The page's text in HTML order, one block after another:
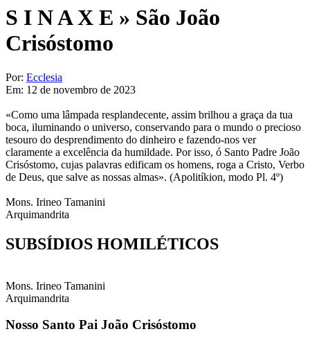
S I N A X E » São João
Crisóstomo
Por: Ecclesia
Em: 12 de novembro de 2023
«Como uma lâmpada resplandecente, assim brilhou a graça da tua
boca, iluminando o universo, conservando para o mundo o precioso
tesouro do desprendimento do dinheiro e fazendo-nos ver
claramente a excelência da humildade. Por isso, ó Santo Padre João
Crisóstomo, cujas palavras edificam os homens, roga a Cristo, Verbo
de Deus, que salve as nossas almas». (Apolitíkion, modo Pl. 4º)
Mons. Irineo Tamanini​
Arquimandrita
SUBSÍDIOS HOMILÉTICOS​
Mons. Irineo Tamanini​
Arquimandrita
Nosso Santo Pai João Crisóstomo